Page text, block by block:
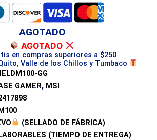
AGOTADO
AGOTADO
en compras superiores a $250
Valle de los Chillos y Tumbaco
GG
GAMER, MSI
(SELLADO DE FÁBRICA)
LABORABLES (TIEMPO DE ENTREGA)